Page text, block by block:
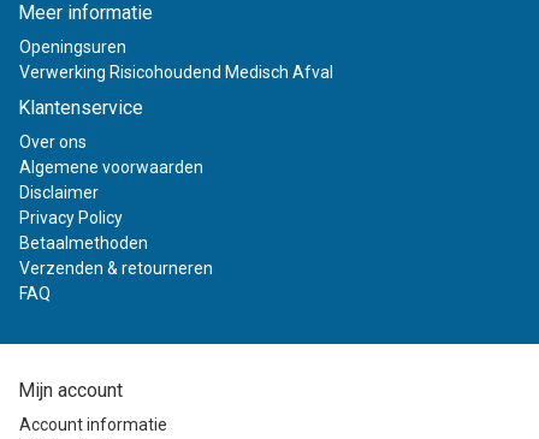
Meer informatie
Openingsuren
Verwerking Risicohoudend Medisch Afval
Klantenservice
Over ons
Algemene voorwaarden
Disclaimer
Privacy Policy
Betaalmethoden
Verzenden & retourneren
FAQ
Mijn account
Account informatie